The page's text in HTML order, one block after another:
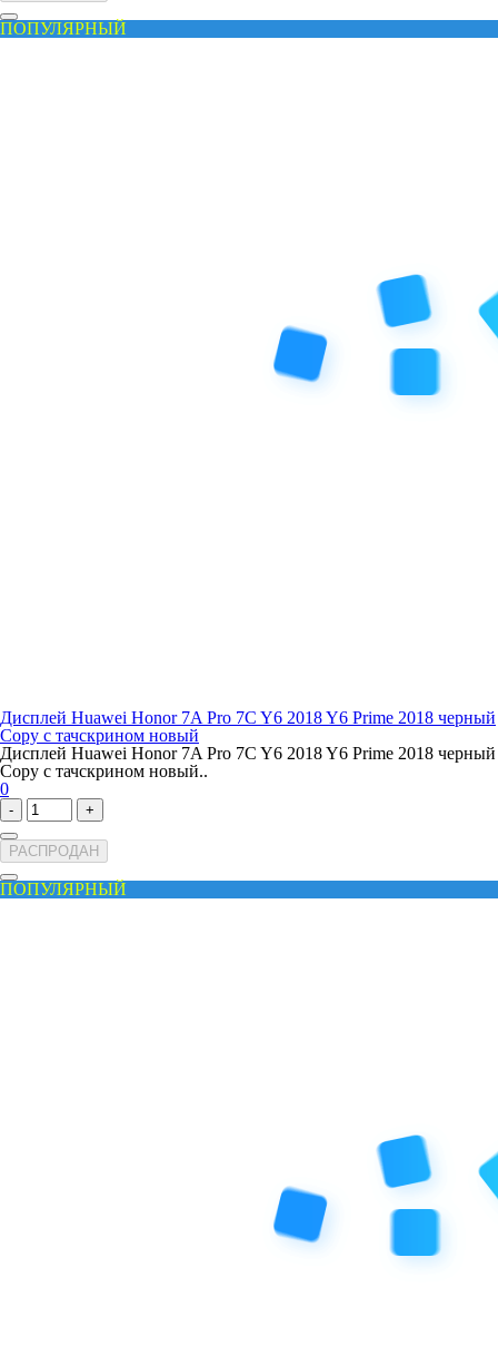
ПОПУЛЯРНЫЙ
Дисплей Huawei Honor 7A Pro 7C Y6 2018 Y6 Prime 2018 черный
Copy с тачскрином новый
Дисплей Huawei Honor 7A Pro 7C Y6 2018 Y6 Prime 2018 черный
Copy с тачскрином новый..
0
- +
РАСПРОДАН
ПОПУЛЯРНЫЙ